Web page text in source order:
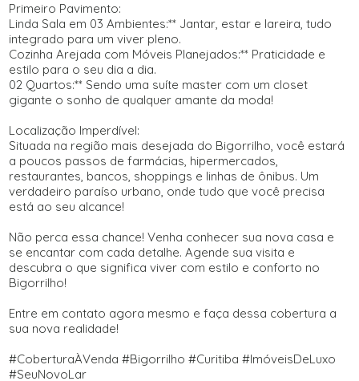
Primeiro Pavimento:
Linda Sala em 03 Ambientes:** Jantar, estar e lareira, tudo
integrado para um viver pleno.
Cozinha Arejada com Móveis Planejados:** Praticidade e
estilo para o seu dia a dia.
02 Quartos:** Sendo uma suíte master com um closet
gigante o sonho de qualquer amante da moda!
Localização Imperdível:
Situada na região mais desejada do Bigorrilho, você estará
a poucos passos de farmácias, hipermercados,
restaurantes, bancos, shoppings e linhas de ônibus. Um
verdadeiro paraíso urbano, onde tudo que você precisa
está ao seu alcance!
Não perca essa chance! Venha conhecer sua nova casa e
se encantar com cada detalhe. Agende sua visita e
descubra o que significa viver com estilo e conforto no
Bigorrilho!
Entre em contato agora mesmo e faça dessa cobertura a
sua nova realidade!
#CoberturaÀVenda #Bigorrilho #Curitiba #ImóveisDeLuxo
#SeuNovoLar